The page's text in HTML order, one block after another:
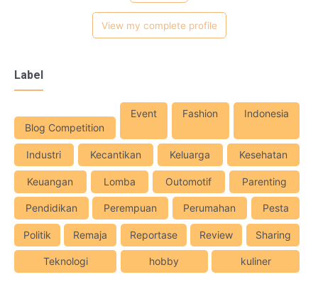
View my complete profile
Label
Blog Competition
Event Fashion Indonesia
Industri Kecantikan Keluarga Kesehatan
Keuangan Lomba Outomotif Parenting
Pendidikan Perempuan Perumahan Pesta
Politik Remaja Reportase Review Sharing
Teknologi hobby kuliner